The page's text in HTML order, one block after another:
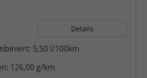
Details
5,50 l/100km
126,00 g/km